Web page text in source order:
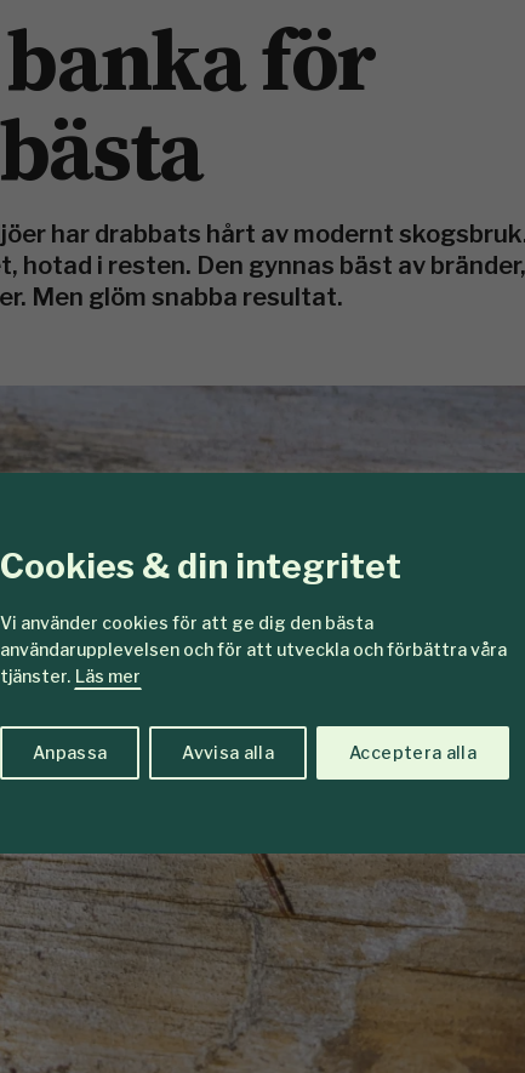
Cookies & din integritet
Vi använder cookies för att ge dig den bästa
användarupplevelsen och för att utveckla och förbättra våra
tjänster. Läs mer
Anpassa Avvisa alla Acceptera alla
för
har drabbats hårt av modernt
hotad i resten. Den gynnas bäst av
Men glöm snabba resultat.